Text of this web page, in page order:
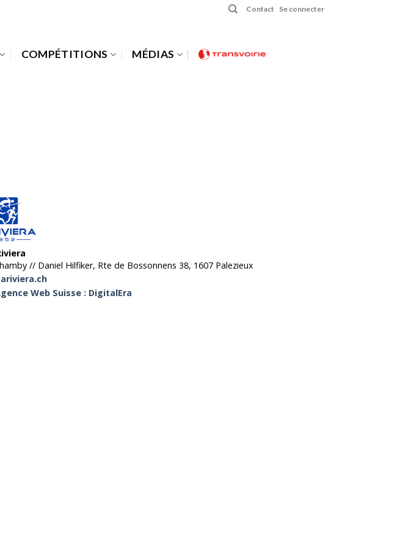
Contact Se connecter
COMPÉTITIONS MÉDIAS
// Daniel Hilfiker, Rte de Bossonnens 38, 1607 Palezieux
Web Suisse : DigitalEra